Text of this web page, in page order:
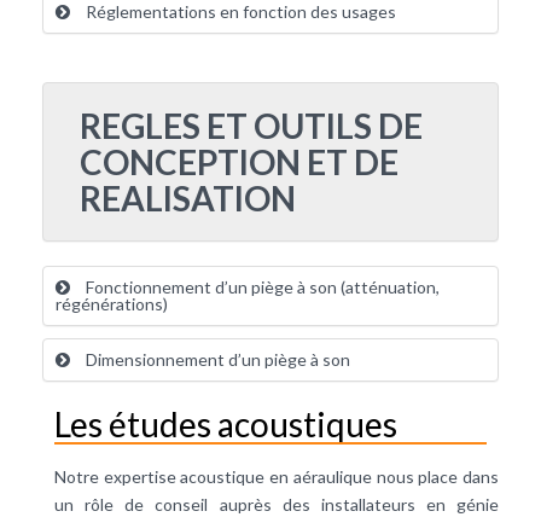
Réglementations en fonction des usages
REGLES ET OUTILS DE
CONCEPTION ET DE
REALISATION
Fonctionnement d’un piège à son (atténuation,
régénérations)
Dimensionnement d’un piège à son
Les études acoustiques
Notre expertise acoustique en aéraulique nous place dans
un rôle de conseil auprès des installateurs en génie